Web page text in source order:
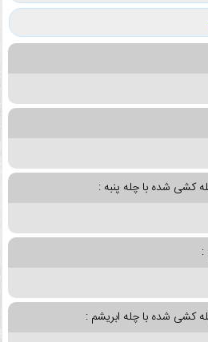
کشی شده با چله پنبه :
:
کشی شده با چله ابریشم :